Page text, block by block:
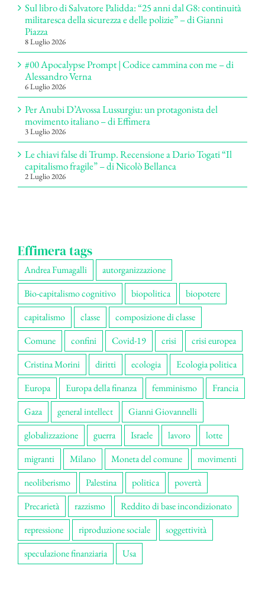
Sul libro di Salvatore Palidda: “25 anni dal G8: continuità
militaresca della sicurezza e delle polizie” – di Gianni
Piazza
8 Luglio 2026
#00 Apocalypse Prompt | Codice cammina con me – di
Alessandro Verna
6 Luglio 2026
Per Anubi D’Avossa Lussurgiu: un protagonista del
movimento italiano – di Effimera
3 Luglio 2026
Le chiavi false di Trump. Recensione a Dario Togati “Il
capitalismo fragile” – di Nicolò Bellanca
2 Luglio 2026
Effimera tags
Andrea Fumagalli
autorganizzazione
Bio-capitalismo cognitivo
biopolitica
biopotere
capitalismo
classe
composizione di classe
Comune
confini Covid-19 crisi
crisi europea
Cristina Morini
diritti ecologia
Ecologia politica
Europa
Europa della finanza femminismo
Francia
Gaza
general intellect
Gianni Giovannelli
globalizzazione
guerra Israele lavoro
lotte
migranti
Milano Moneta del comune
movimenti
neoliberismo
Palestina politica
povertà
Precarietà
razzismo
Reddito di base incondizionato
repressione
riproduzione sociale
soggettività
speculazione finanziaria
Usa